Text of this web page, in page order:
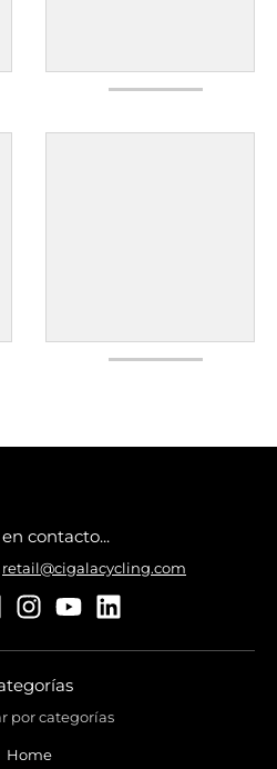
contacto...
retail@cigalacycling.com
por categorías
Home